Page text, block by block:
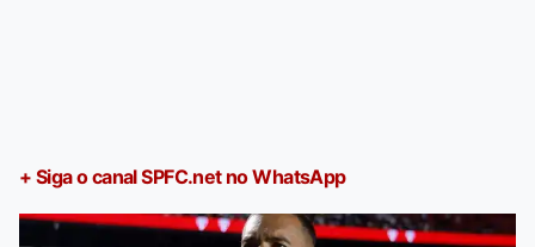
+ Siga o canal SPFC.net no WhatsApp